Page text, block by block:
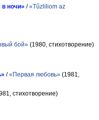
ночи» /«Tűzliliom az
бой» (1980, стихотворение)
/«Первая любовь» (1981,
стихотворение)